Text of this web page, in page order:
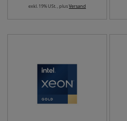
exkl. 19% USt. , plusVersand